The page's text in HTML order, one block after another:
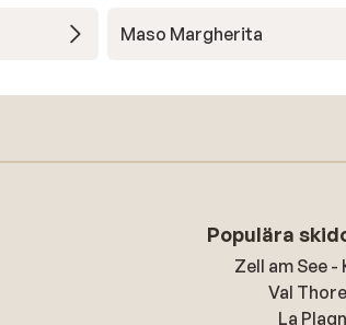
Maso Margherita
Populära
Zell am See -
Val
La